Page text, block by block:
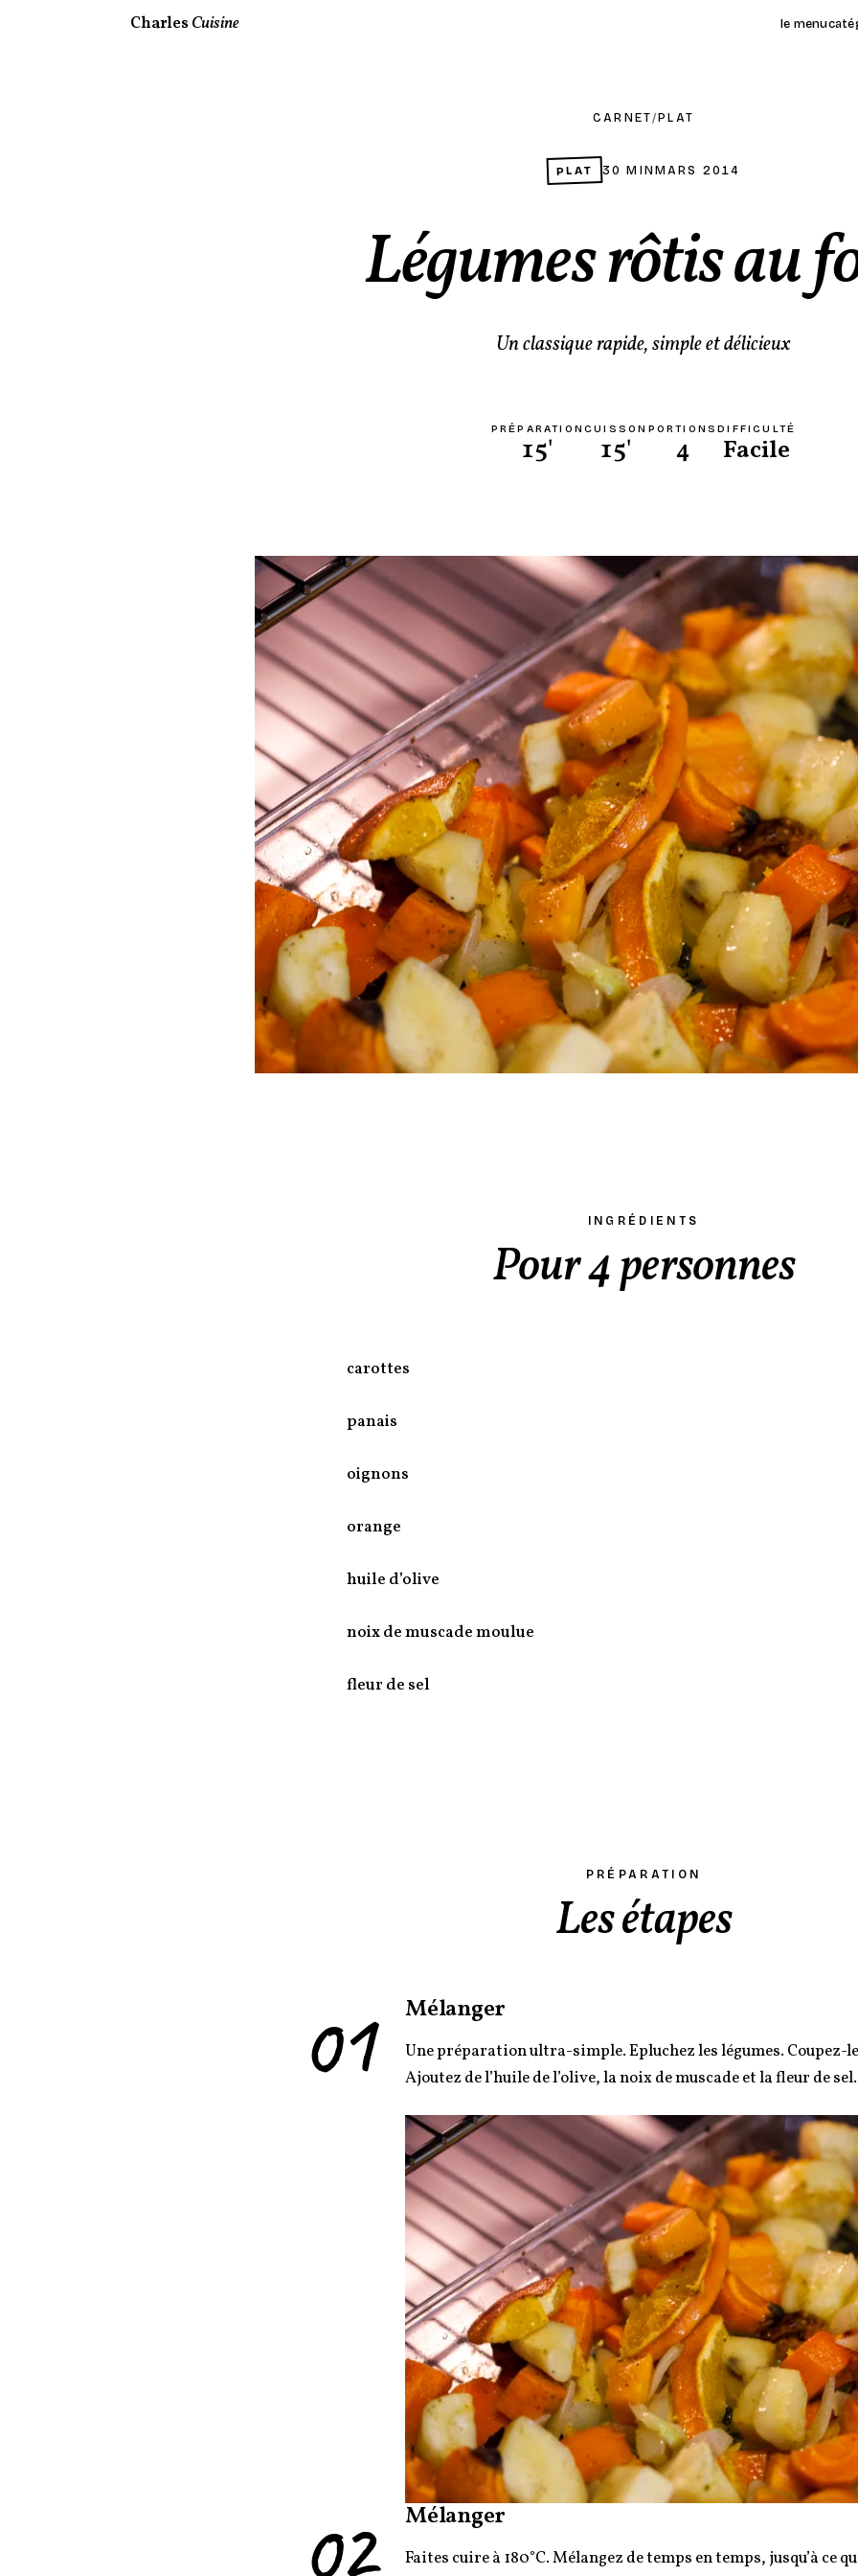
CharlesCuisine le menu
CARNET/ PLAT
PLAT 30 MIN MARS 2014
Légumes rôtis au
Un classique rapide, simple et délicieux
PRÉPARATION
15'
CUISSON
15'
PORTIONS
4
DIFFICULTÉ
Facile
INGRÉDIENTS
Pour 4 personnes
carottes
panais
oignons
orange
huile d’olive
noix de muscade moulue
fleur de sel
PRÉPARATION
Les étapes
01 Mélanger
Une préparation ultra-simple. Epluchez les légumes. Coupez-
Ajoutez de l’huile de l’olive, la noix de muscade et la fleur de
02 Mélanger
Faites cuire à 180°C. Mélangez de temps en temps, jusqu’à ce